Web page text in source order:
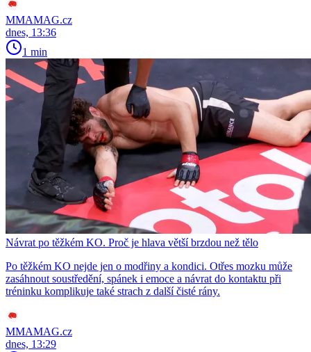
MMAMAG.cz
dnes, 13:36
1 min
Návrat po těžkém KO. Proč je hlava větší brzdou než tělo
Po těžkém KO nejde jen o modřiny a kondici. Otřes mozku může
zasáhnout soustředění, spánek i emoce a návrat do kontaktu při
tréninku komplikuje také strach z další čisté rány.
MMAMAG.cz
dnes, 13:29